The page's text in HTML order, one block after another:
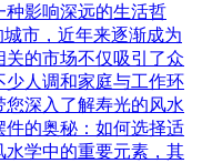
种影响深远的生活哲
市，近年来逐渐成为
的市场不仅吸引了众
少人调和家庭与工作环
深入了解寿光的风水
的奥秘：如何选择适
学中的重要元素，其